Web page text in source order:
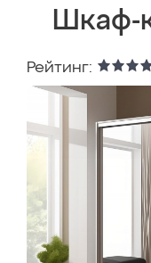
Шкаф-
Рейтинг: